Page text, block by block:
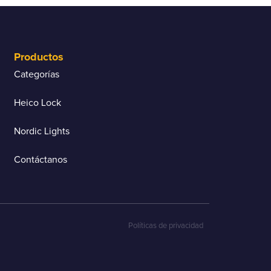
Productos
Categorías
Heico Lock
Nordic Lights
Contáctanos
Políticas de privacidad